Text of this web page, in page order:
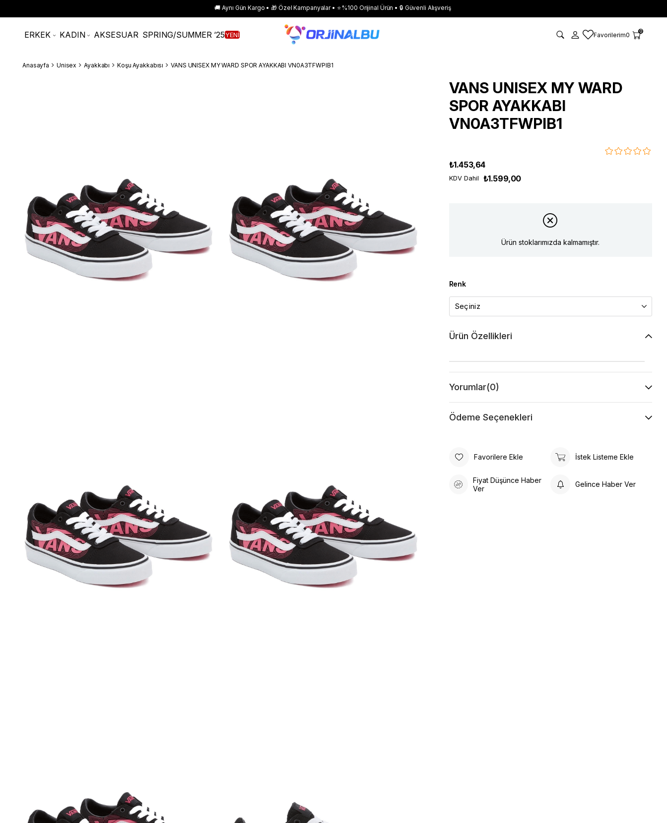
🚚 Aynı Gün Kargo • 🎁 Özel Kampanyalar • ⭐ %100 Orijinal Ürün • 🔒 Güvenli Alışveriş
ERKEK KADIN AKSESUAR SPRING/SUMMER ‘25YENİ Favorilerim0 0
Anasayfa Unisex Ayakkabı Koşu Ayakkabısı VANS UNISEX MY WARD SPOR AYAKKABI VN0A3TFWPIB1
VANS UNISEX MY WARD
SPOR AYAKKABI
VN0A3TFWPIB1
₺1.453,64
KDV Dahil ₺1.599,00
Ürün stoklarımızda kalmamıştır.
Renk
Ürün Özellikleri
Yorumlar(0)
Ödeme Seçenekleri
Favorilere Ekle İstek Listeme Ekle
Fiyat Düşünce Haber
Ver
Gelince Haber Ver